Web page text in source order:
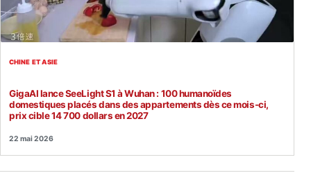
CHINE ET ASIE
GigaAI lance SeeLight S1 à Wuhan : 100 humanoïdes
domestiques placés dans des appartements dès ce mois-ci,
prix cible 14 700 dollars en 2027
22 mai 2026